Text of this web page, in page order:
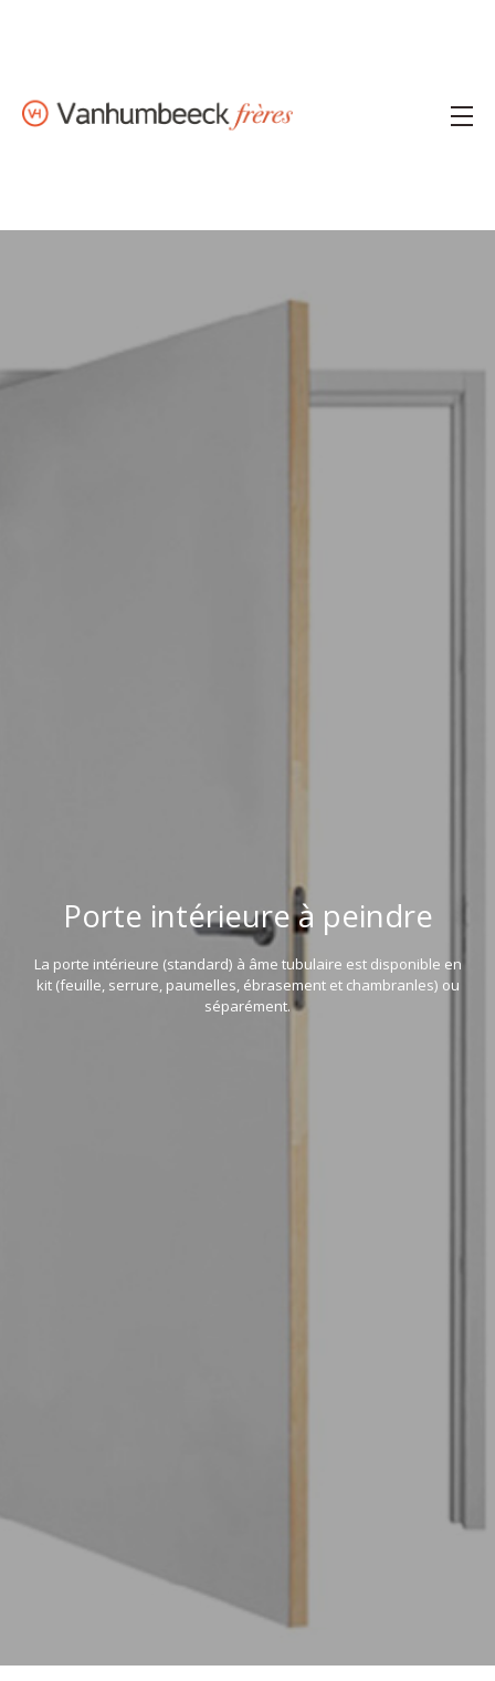
Porte intérieure à peindre
La porte intérieure (standard) à âme tubulaire est disponible en
kit (feuille, serrure, paumelles, ébrasement et chambranles) ou
séparément.